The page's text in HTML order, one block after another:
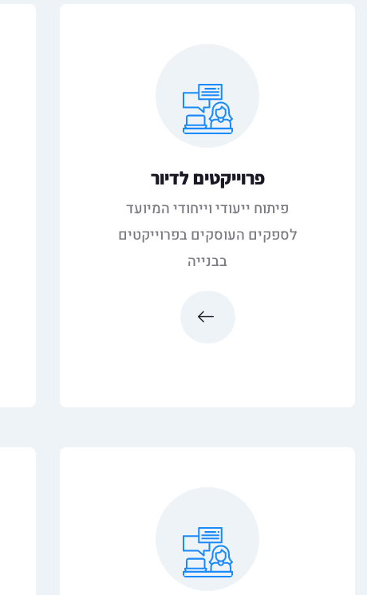
פרוייקטים לדיור
פיתוח ייעודי וייחודי המיועד
לספקים העוסקים בפרוייקטים
בבנייה